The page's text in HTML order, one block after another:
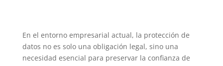
En el entorno empresarial actual, la protección de
datos no es solo una obligación legal, sino una
necesidad esencial para preservar la confianza de